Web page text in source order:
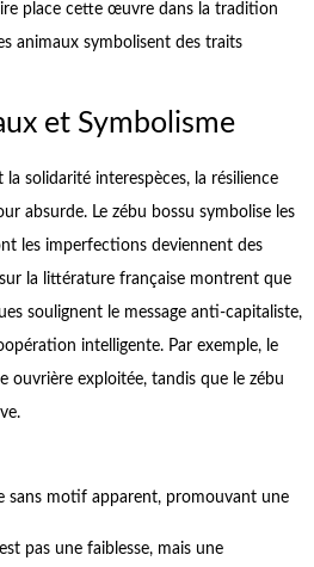
place cette œuvre dans la tradition
animaux symbolisent des traits
et Symbolisme
solidarité interespèces, la résilience
absurde. Le zébu bossu symbolise les
les imperfections deviennent des
la littérature française montrent que
soulignent le message anti-capitaliste,
intelligente. Par exemple, le
ouvrière exploitée, tandis que le zébu
sans motif apparent, promouvant une
pas une faiblesse, mais une